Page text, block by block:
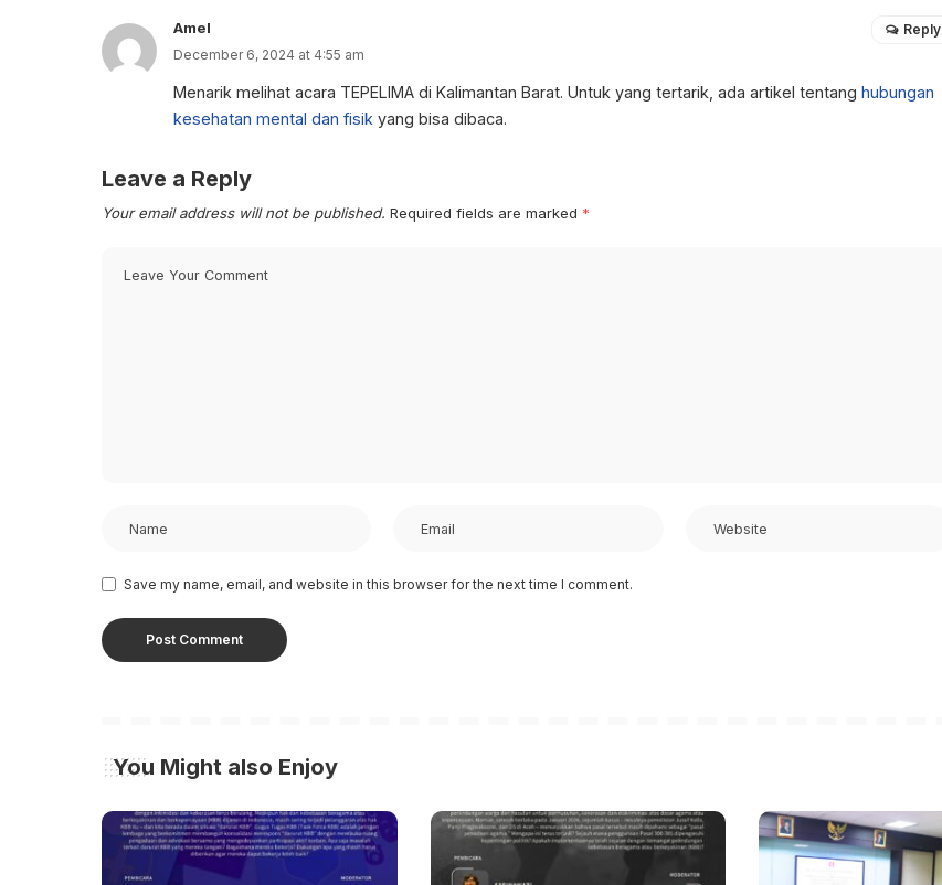
Amel
December 6, 2024 at 4:55 am
Menarik melihat acara TEPELIMA di Kalimantan Barat. Untuk yang tertarik, ada artikel tentang hubungan
kesehatan mental dan fisik yang bisa dibaca.
Reply
Leave a Reply
Your email address will not be published. Required fields are marked *
Save my name, email, and website in this browser for the next time I comment.
You Might also Enjoy